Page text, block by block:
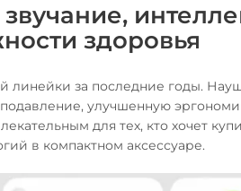
здоровья
линейки за последние годы.
улучшенную
для тех, кто хочет
в компактном аксессуаре.